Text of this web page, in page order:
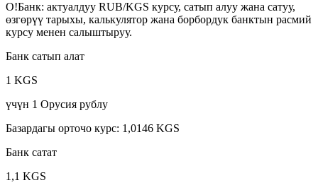
O!Банк: актуалдуу RUB/KGS курсу, сатып алуу жана сатуу,
өзгөрүү тарыхы, калькулятор жана борбордук банктын расмий
курсу менен салыштыруу.
Банк сатып алат
1 KGS
үчүн 1 Орусия рублу
Базардагы орточо курс: 1,0146 KGS
Банк сатат
1,1 KGS